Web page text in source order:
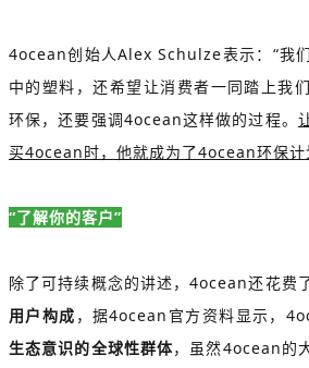
4ocean创始人Alex Schulze表示：“我
中的塑料，还希望让消费者一同踏上
环保，还要强调4ocean这样做的过程。
买4ocean时，他就成为了4ocean环保计
“了解你的客户”
除了可持续概念的讲述，4ocean还花费
用户构成 ，据4ocean官方资料显示，
生态意识的全球性群体，虽然4ocean的